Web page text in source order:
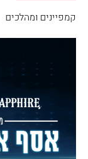
קמפיינים ומהלכים